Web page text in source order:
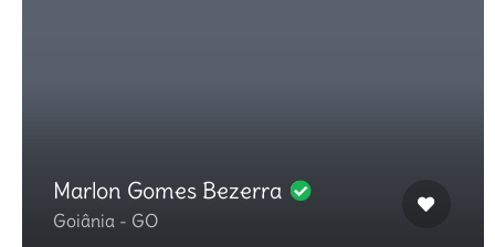
Marlon Gomes Bezerra
Goiânia - GO